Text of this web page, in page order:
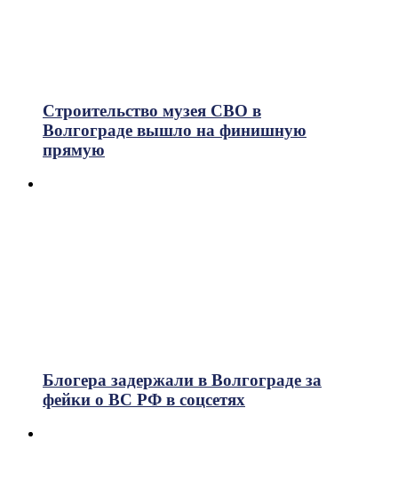
Строительство музея СВО в
Волгограде вышло на финишную
прямую
Блогера задержали в Волгограде за
фейки о ВС РФ в соцсетях